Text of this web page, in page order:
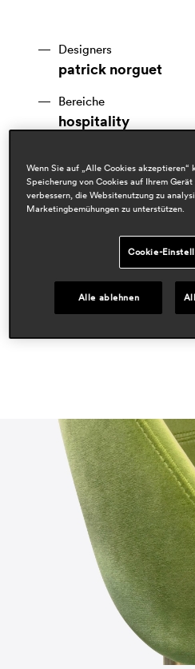
Designers
patrick norguet
Bereiche
hospitality
workspace &
Presseschau
proyecto contract
proyecto contract
may 2020, spain
Wenn Sie auf „Alle Cookies akzeptieren“
Speicherung von Cookies auf Ihrem
verbessern, die Websitenutzung zu
Marketingbemühungen zu unterstützen.
Cookie-
Alle ablehnen